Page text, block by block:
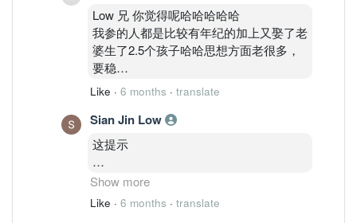
Low 兄 你觉得呢哈哈哈哈哈
我参的人都是比较有年纪的加上又娶了老
婆生了2.5个孩子哈哈思想方面老很多，
要稳…
Like · 6 months · translate
Sian Jin Low
这提示
我猜接近40左右
Show more
Like · 6 months · translate